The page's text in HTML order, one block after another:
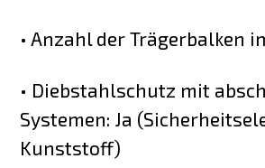
• Anzahl der Trägerbalken
• Diebstahlschutz mit
Systemen: Ja
Kunststoff)